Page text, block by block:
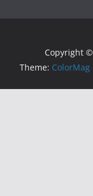
Copyright
Theme: ColorMag